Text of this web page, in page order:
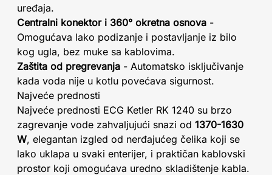
uređaja.
Centralni konektor i 360° okretna osnova -
Omogućava lako podizanje i postavljanje iz bilo
kog ugla, bez muke sa kablovima.
Zaštita od pregrevanja - Automatsko isključivanje
kada voda nije u kotlu povećava sigurnost.
Najveće prednosti
Najveće prednosti ECG Ketler RK 1240 su brzo
zagrevanje vode zahvaljujući snazi od 1370-1630
W, elegantan izgled od nerđajućeg čelika koji se
lako uklapa u svaki enterijer, i praktičan kablovski
prostor koji omogućava uredno skladištenje kabla.